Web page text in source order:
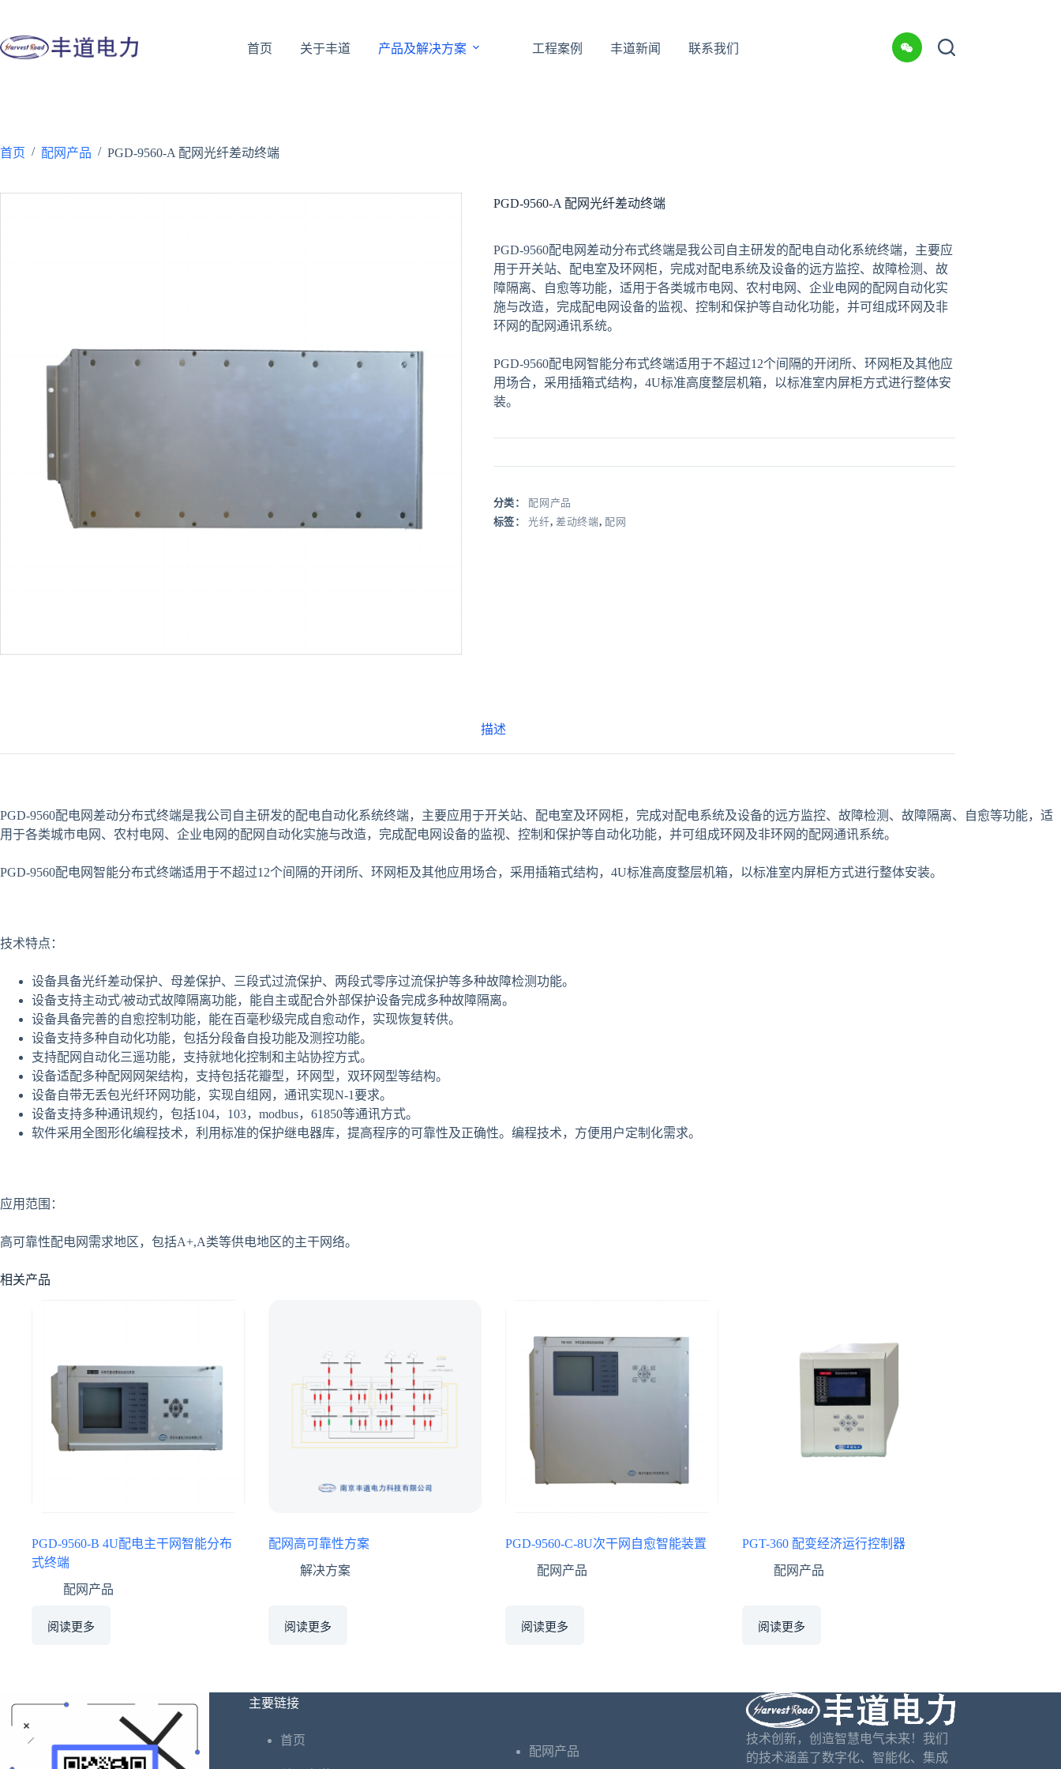
首页 关于丰道 产品及解决方案 工程案例 丰道新闻 联系我们
首页 / 配网产品 / PGD-9560-A 配网光纤差动终端
PGD-9560-A 配网光纤差动终端
PGD-9560配电网差动分布式终端是我公司自主研发的配电自动化系统终端，主要应
用于开关站、配电室及环网柜，完成对配电系统及设备的远方监控、故障检测、故
障隔离、自愈等功能，适用于各类城市电网、农村电网、企业电网的配网自动化实
施与改造，完成配电网设备的监视、控制和保护等自动化功能，并可组成环网及非
环网的配网通讯系统。
PGD-9560配电网智能分布式终端适用于不超过12个间隔的开闭所、环网柜及其他应
用场合，采用插箱式结构，4U标准高度整层机箱，以标准室内屏柜方式进行整体安
装。
分类：配网产品
标签：光纤,差动终端, 配网
描述
PGD-9560配电网差动分布式终端是我公司自主研发的配电自动化系统终端，主要应用于开关站、配电室及环网柜，完成对配电系统及设备的远方监控、故障检测、故障隔离、自愈等功能，适
用于各类城市电网、农村电网、企业电网的配网自动化实施与改造，完成配电网设备的监视、控制和保护等自动化功能，并可组成环网及非环网的配网通讯系统。
PGD-9560配电网智能分布式终端适用于不超过12个间隔的开闭所、环网柜及其他应用场合，采用插箱式结构，4U标准高度整层机箱，以标准室内屏柜方式进行整体安装。
技术特点：
设备具备光纤差动保护、母差保护、三段式过流保护、两段式零序过流保护等多种故障检测功能。
设备支持主动式/被动式故障隔离功能，能自主或配合外部保护设备完成多种故障隔离。
设备具备完善的自愈控制功能，能在百毫秒级完成自愈动作，实现恢复转供。
设备支持多种自动化功能，包括分段备自投功能及测控功能。
支持配网自动化三遥功能，支持就地化控制和主站协控方式。
设备适配多种配网网架结构，支持包括花瓣型，环网型，双环网型等结构。
设备自带无丢包光纤环网功能，实现自组网，通讯实现N-1要求。
设备支持多种通讯规约，包括104，103，modbus，61850等通讯方式。
软件采用全图形化编程技术，利用标准的保护继电器库，提高程序的可靠性及正确性。编程技术，方便用户定制化需求。
应用范围：
高可靠性配电网需求地区，包括A+,A类等供电地区的主干网络。
相关产品
PGD-9560-B 4U配电主干网智能分布
式终端
配网产品
阅读更多
配网高可靠性方案
解决方案
阅读更多
PGD-9560-C-8U次干网自愈智能装置
配网产品
阅读更多
PGT-360 配变经济运行控制器
配网产品
阅读更多
主要链接
首页
配网产品
技术创新，创造智慧电气未来！我们
的技术涵盖了数字化、智能化、集成